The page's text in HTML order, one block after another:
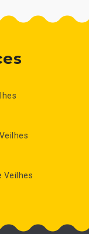
Veilhes